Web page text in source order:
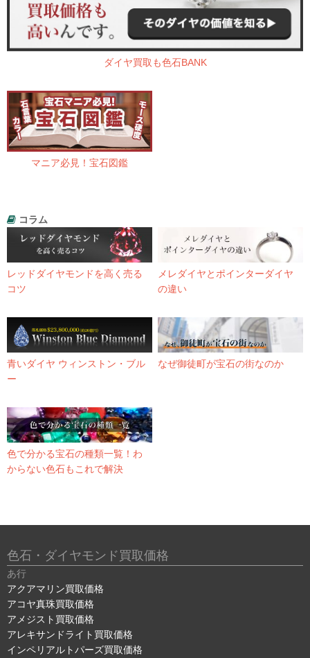
ダイヤ買取も色石BANK
マニア必見！宝石図鑑
コラム
レッドダイヤモンドを高く売る
コツ
メレダイヤとポインターダイヤ
の違い
青いダイヤ ウィンストン・ブル
ー
なぜ御徒町が宝石の街なのか
色で分かる宝石の種類一覧！わ
からない色石もこれで解決
色石・ダイヤモンド買取価格
あ行
アクアマリン買取価格
アコヤ真珠買取価格
アメジスト買取価格
アレキサンドライト買取価格
インペリアルトパーズ買取価格